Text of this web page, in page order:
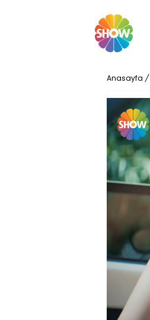
Anasayfa /